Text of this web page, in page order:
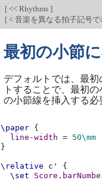
[ << Rhythms ]
[ < 音楽を異なる拍子記号で
最初の小節
デフォルトでは、最初
トすることで、最初
の小節線を挿入する必
\paper {
line-width
= 50\mm
}
\relative c'
{
\set
Score .